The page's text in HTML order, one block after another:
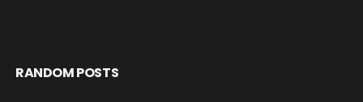
RANDOM POSTS